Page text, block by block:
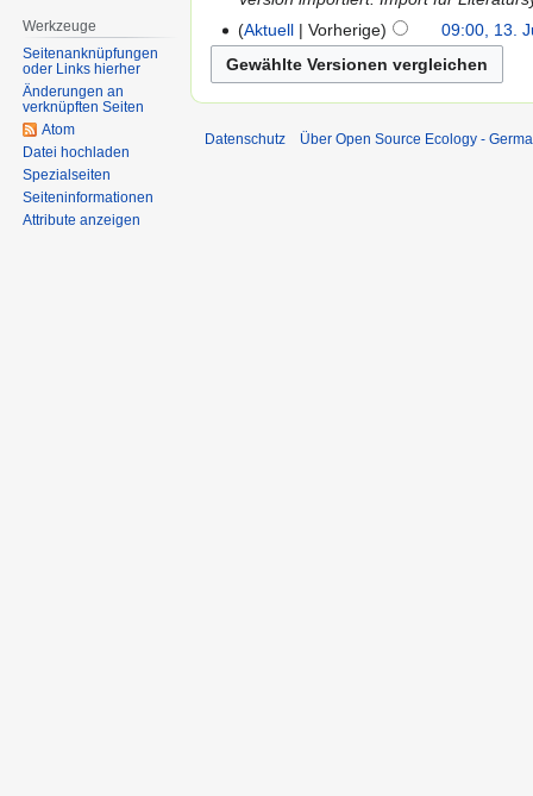
Aktuell
Vorherige 09:00, 13.
Werkzeuge
Seitenanknüpfungen
oder Links hierher
Änderungen an
verknüpften Seiten
Atom
Datei hochladen
Spezialseiten
Seiten­informationen
Attribute anzeigen
Datenschutz Über Open Source Ecology -